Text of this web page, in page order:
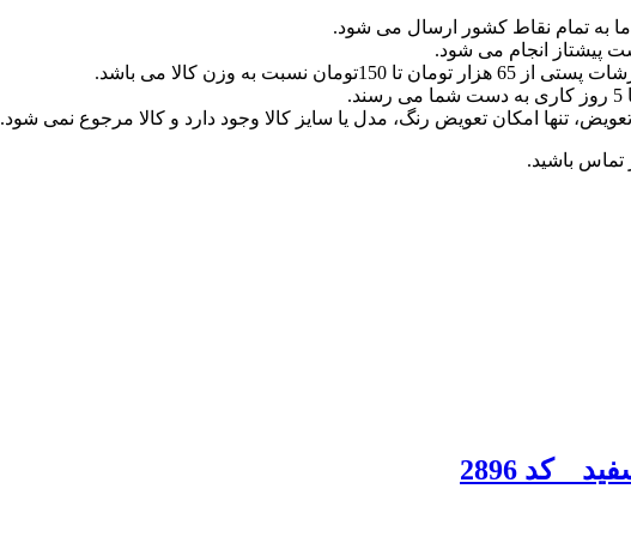
به تمام نقاط کشور ارسال می شود.
پیشتاز انجام می شود.
نسبت به وزن کالا می باشد.
تنها امکان تعویض رنگ، مدل یا سایز کالا وجود دارد و کالا مرجوع نمی شود.
تماس باشید.